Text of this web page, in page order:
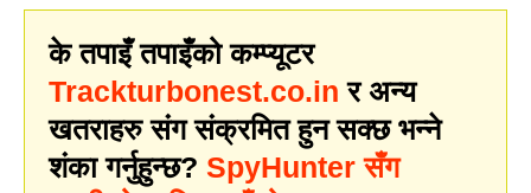
के तपाइँ तपाइँको कम्प्यूटर
Trackturbonest.co.in र अन्य
खतराहरु संग संक्रमित हुन सक्छ भन्ने
शंका गर्नुहुन्छ? SpyHunter सँग